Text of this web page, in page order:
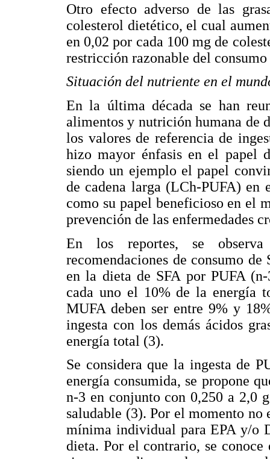
Otro efecto adverso de las
colesterol dietético, el cual
en 0,02 por cada 100 mg de
restricción razonable del
Situación del nutriente en el
En la última década se han
alimentos y nutrición humana de
los valores de referencia de
hizo mayor énfasis en el papel
siendo un ejemplo el papel
de cadena larga (LCh-PUFA)
como su papel beneficioso en el
prevención de las enfermedades
En los reportes, se
recomendaciones de consumo
en la dieta de SFA por PUFA
cada uno el 10% de la energía
MUFA deben ser entre 9% y
ingesta con los demás ácidos
energía total (3).
Se considera que la ingesta de
energía consumida, se propone
n-3 en conjunto con 0,250 a 2,0
saludable (3). Por el momento no
mínima individual para EPA y/o
dieta. Por el contrario, se